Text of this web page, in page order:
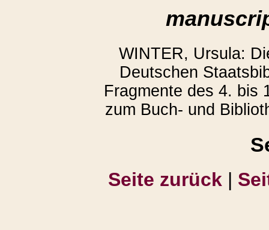
WINTER, Ursula:
Deutschen
Fragmente des 4. bis
zum Buch- und
Seite zurück |